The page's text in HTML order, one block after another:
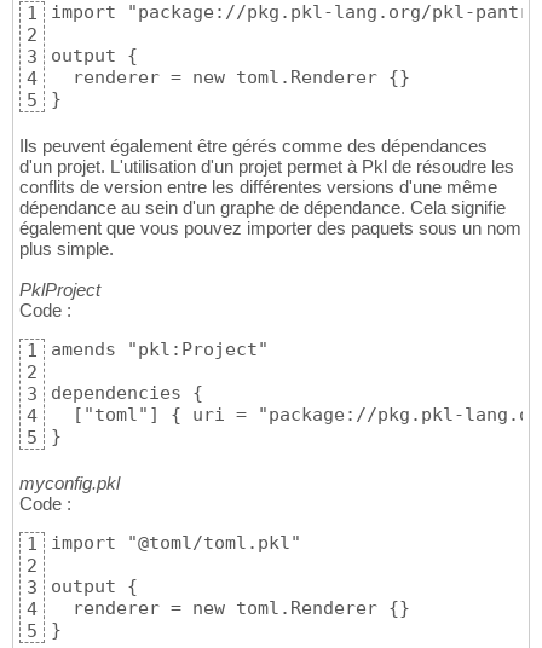
1
2
3
4
5
import "package://pkg.pkl-lang.org/pkl-
output {
  renderer = new toml.Renderer {}
}
Ils peuvent également être gérés comme des dépendances
d'un projet. L'utilisation d'un projet permet à Pkl de résoudre les
conflits de version entre les différentes versions d'une même
dépendance au sein d'un graphe de dépendance. Cela signifie
également que vous pouvez importer des paquets sous un nom
plus simple.
PklProject
Code :
1
2
3
4
5
amends "pkl:Project"
dependencies {
["toml"] { uri = "package://pkg.pkl-
}
myconfig.pkl
Code :
1
2
3
4
5
import "@toml/toml.pkl"
output {
  renderer = new toml.Renderer {}
}